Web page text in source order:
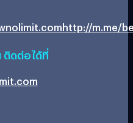
http://m.me/
ติดต่อได้ที่